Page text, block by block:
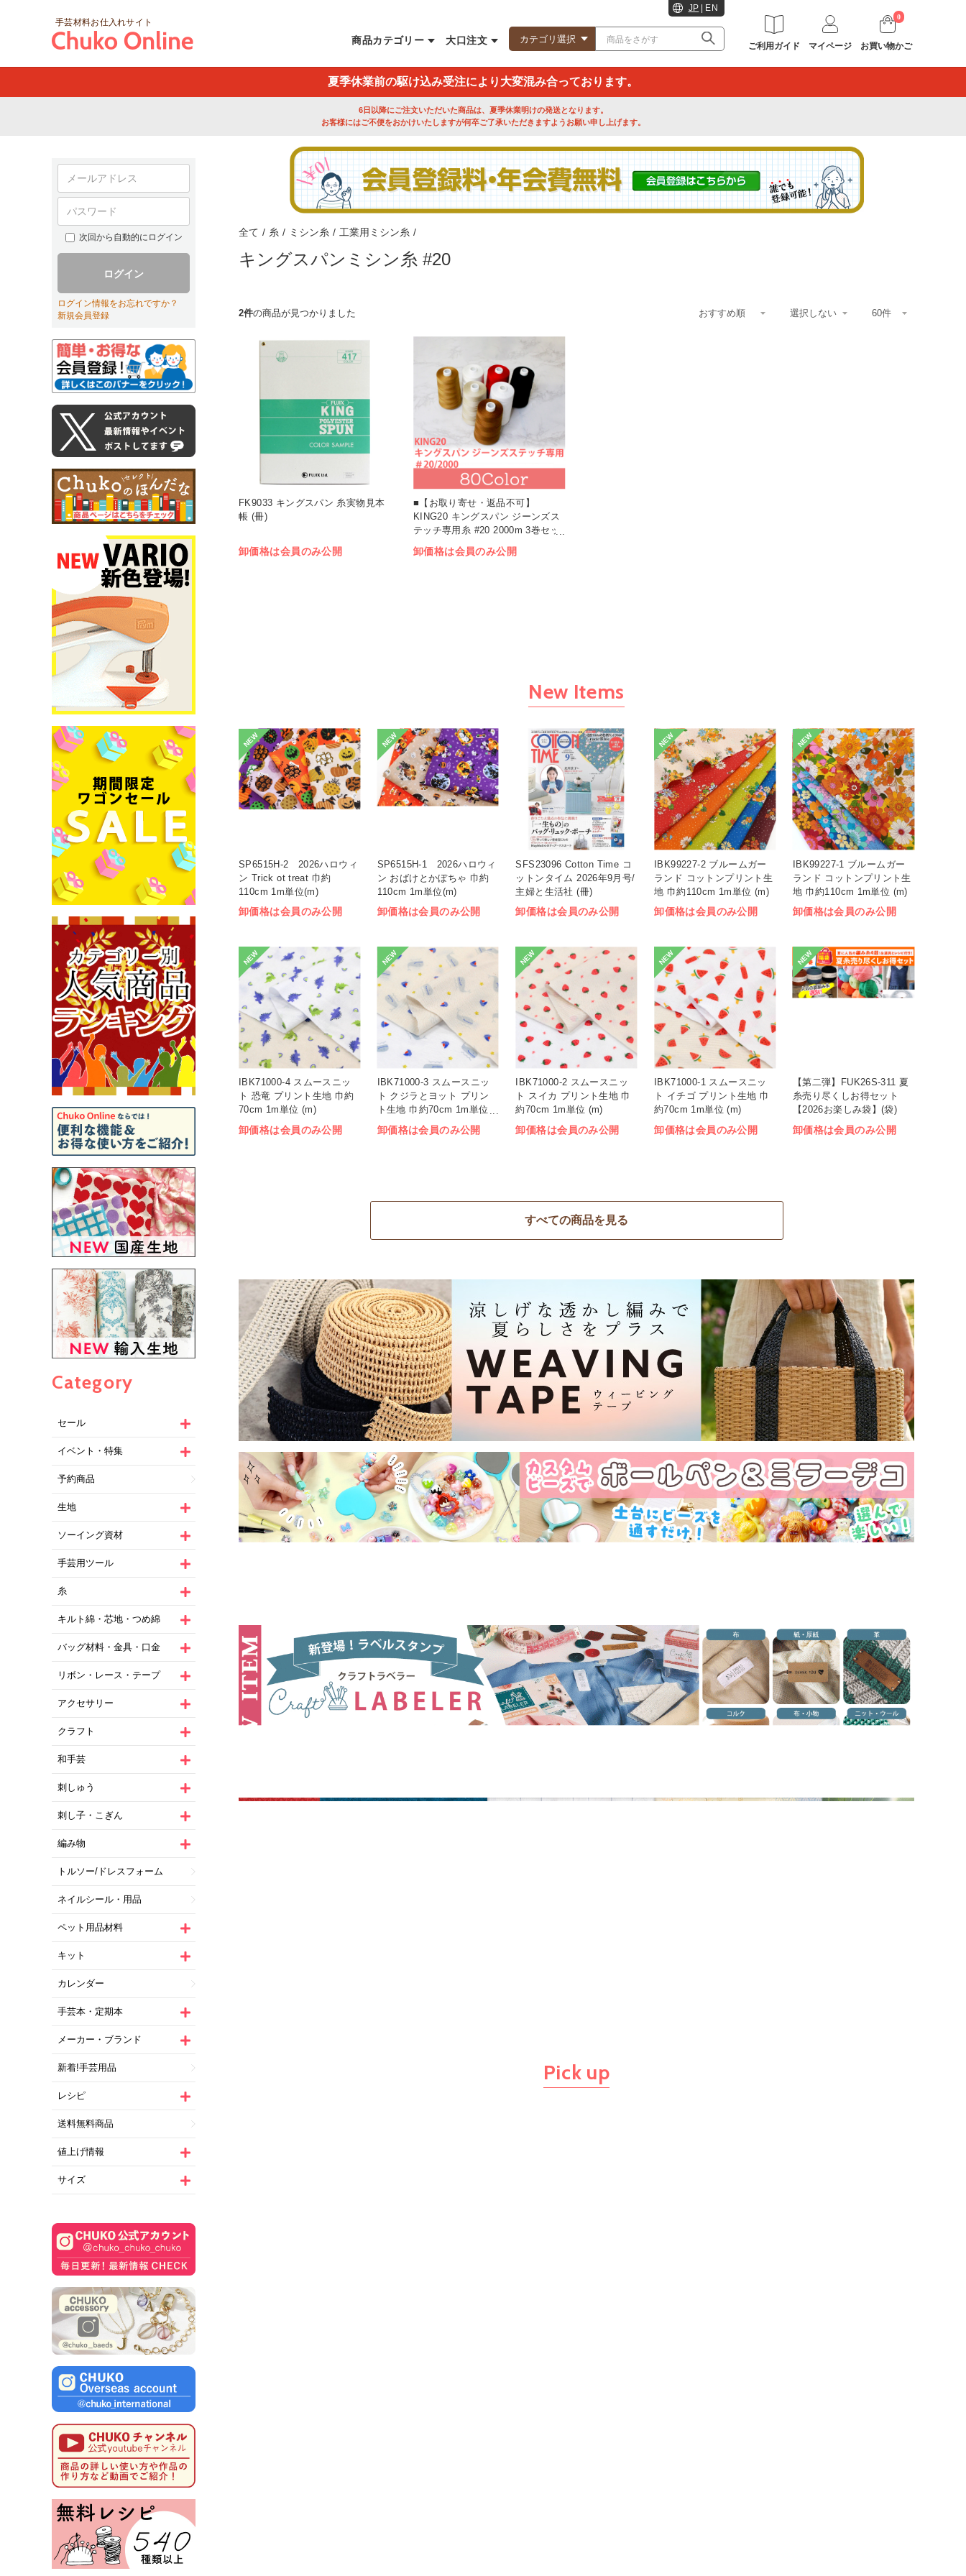
手芸材料お仕入れサイト
商品カテゴリー 大口注文
JP EN
ご利用ガイド マイページ
0
お買い物かご
夏季休業前の駆け込み受注により大変混み合っております。
6日以降にご注文いただいた商品は、夏季休業明けの発送となります。
お客様にはご不便をおかけいたしますが何卒ご了承いただきますようお願い申し上げます。
次回から自動的にログイン
ログイン
ログイン情報をお忘れですか？
新規会員登録
Category
セール
イベント・特集
予約商品
生地
ソーイング資材
手芸用ツール
糸
キルト綿・芯地・つめ綿
バッグ材料・金具・口金
リボン・レース・テープ
アクセサリー
クラフト
和手芸
刺しゅう
刺し子・こぎん
編み物
トルソー/ドレスフォーム
ネイルシール・用品
ペット用品材料
キット
カレンダー
手芸本・定期本
メーカー・ブランド
新着!手芸用品
レシピ
送料無料商品
値上げ情報
サイズ
全て / 糸 / ミシン糸 / 工業用ミシン糸 /
キングスパンミシン糸 #20
2件の商品が見つかりました
FK9033 キングスパン 糸実物見本
帳 (冊)
卸価格は会員のみ公開
■【お取り寄せ・返品不可】
KING20 キングスパン ジーンズス
テッチ専用糸 #20 2000m 3巻セッ
ト (セット)
卸価格は会員のみ公開
New Items
NEW
SP6515H-2 2026ハロウィ
ン Trick ot treat 巾約
110cm 1m単位(m)
卸価格は会員のみ公開
NEW
SP6515H-1 2026ハロウィ
ン おばけとかぼちゃ 巾約
110cm 1m単位(m)
卸価格は会員のみ公開
SFS23096 Cotton Time コ
ットンタイム 2026年9月号/
主婦と生活社 (冊)
卸価格は会員のみ公開
NEW
IBK99227-2 ブルームガー
ランド コットンプリント生
地 巾約110cm 1m単位 (m)
卸価格は会員のみ公開
NEW
IBK99227-1 ブルームガー
ランド コットンプリント生
地 巾約110cm 1m単位 (m)
卸価格は会員のみ公開
NEW
IBK71000-4 スムースニッ
ト 恐竜 プリント生地 巾約
70cm 1m単位 (m)
卸価格は会員のみ公開
NEW
IBK71000-3 スムースニッ
ト クジラとヨット プリン
ト生地 巾約70cm 1m単位
(m)
卸価格は会員のみ公開
NEW
IBK71000-2 スムースニッ
ト スイカ プリント生地 巾
約70cm 1m単位 (m)
卸価格は会員のみ公開
NEW
IBK71000-1 スムースニッ
ト イチゴ プリント生地 巾
約70cm 1m単位 (m)
卸価格は会員のみ公開
NEW
【第二弾】FUK26S-311 夏
糸売り尽くしお得セット
【2026お楽しみ袋】(袋)
卸価格は会員のみ公開
すべての商品を見る
Pick up